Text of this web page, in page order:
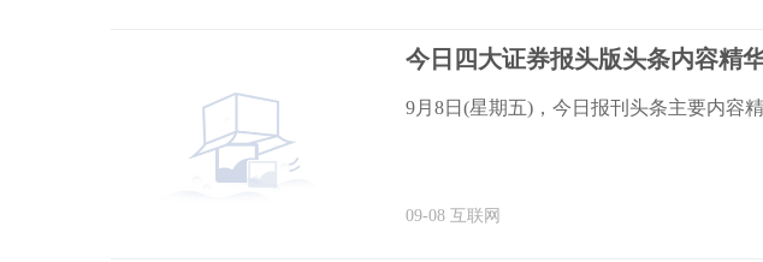
今日四大证券报头版头条内容精华
9月8日(星期五)，今日报刊头条主要内容
09-08 互联网